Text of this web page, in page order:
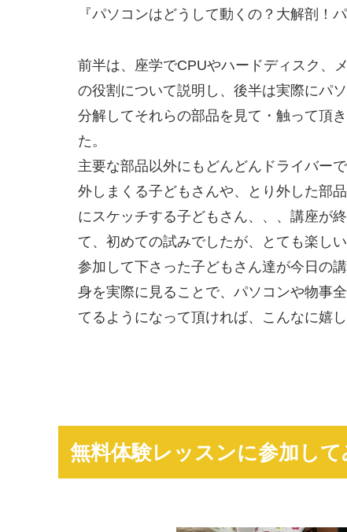
『パソコンはどうして動くの？大解剖！
前半は、座学でCPUやハードディスク、
の役割について説明し、後半は実際にパ
分解してそれらの部品を見て・触って頂
た。
主要な部品以外にもどんどんドライバー
外しまくる子どもさんや、とり外した部
にスケッチする子どもさん、、、講座が
て、初めての試みでしたが、とても楽し
参加して下さった子どもさん達が今日の
身を実際に見ることで、パソコンや物事
てるようになって頂ければ、こんなに嬉
無料体験レッスンに参加して